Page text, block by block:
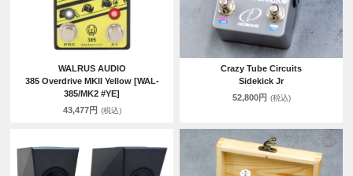
WALRUS AUDIO
385 Overdrive MKII Yellow [WAL-
385/MK2 #YE]
43,477円 (税込)
Crazy Tube Circuits
Sidekick Jr
52,800円 (税込)